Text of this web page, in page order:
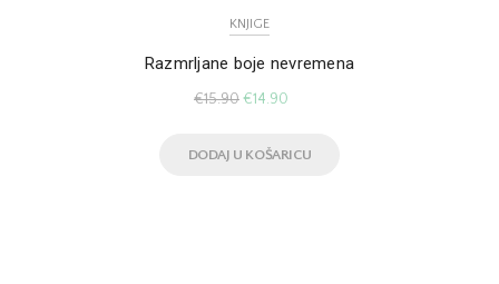
KNJIGE
Razmrljane boje nevremena
€15.90€14.90
DODAJ U KOŠARICU